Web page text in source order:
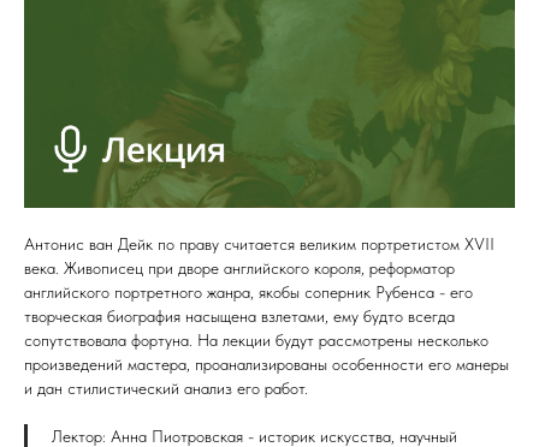
Антонис ван Дейк по праву считается великим портретистом XVII
века. Живописец при дворе английского короля, реформатор
английского портретного жанра, якобы соперник Рубенса - его
творческая биография насыщена взлетами, ему будто всегда
сопутствовала фортуна. На лекции будут рассмотрены несколько
произведений мастера, проанализированы особенности его манеры
и дан стилистический анализ его работ.
Лектор: Анна Пиотровская - историк искусства, научный